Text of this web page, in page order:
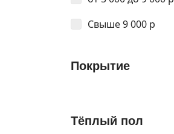
Свыше 9 000 р
Покрытие
Тёплый пол